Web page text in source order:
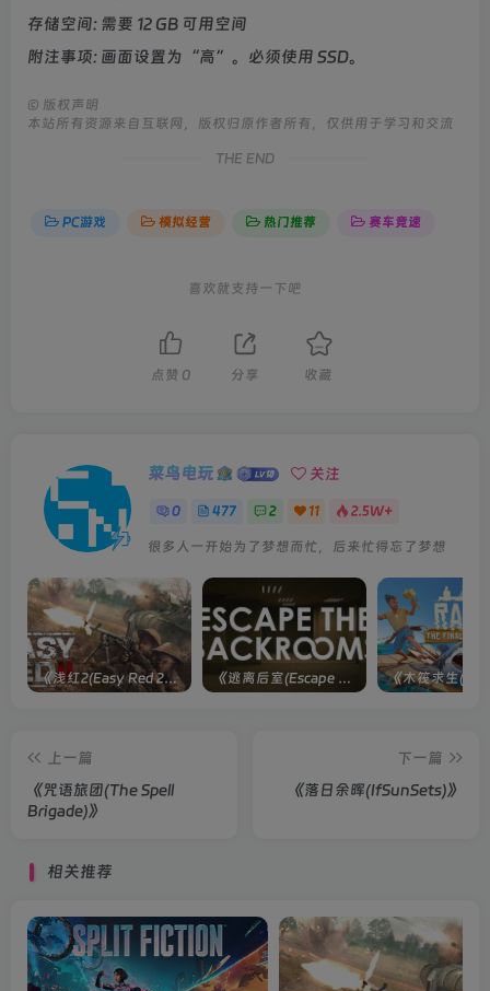
存储空间: 需要 12 GB 可用空间
附注事项: 画面设置为“高”。必须使用 SSD。
© 版权声明
本站所有资源来自互联网，版权归原作者所有，仅供用于学习和交流
THE END
PC游戏 模拟经营 热门推荐 赛车竞速
喜欢就支持一下吧
点赞 0 分享 收藏
菜鸟电玩 关注
0 477 2 11 2.5W+
很多人一开始为了梦想而忙，后来忙得忘了梦想
《浅红2(Easy Red 2)》[v1.5.0] 整合全部淞沪会战-南京保卫战等DLCs
上一篇
《咒语旅团(The Spell
Brigade)》
下一篇
《落日余晖(IfSunSets)》
相关推荐